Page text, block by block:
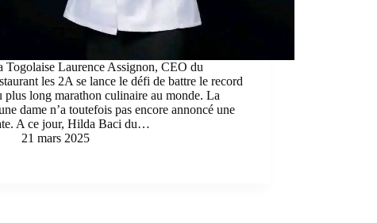
Togolaise Laurence Assignon, CEO du
les 2A se lance le défi de battre le record
plus long marathon culinaire au monde. La
dame n’a toutefois pas encore annoncé une
A ce jour, Hilda Baci du…
21 mars 2025